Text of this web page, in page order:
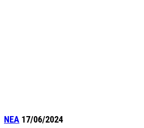
ΝΕΑ 17/06/2024